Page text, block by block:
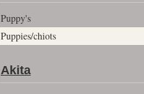
Puppy's
Puppies/chiots
Akita